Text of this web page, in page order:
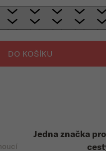
DO KOŠÍKU
Jedna značka